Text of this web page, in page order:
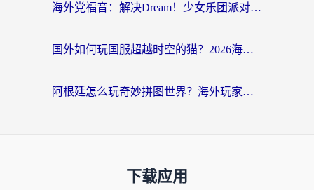
海外党福音：解决Dream！少女乐团派对！国外延迟的实用指南，附北美英国游戏加速方案
国外如何玩国服超越时空的猫？2026海外党必看的加速器选择指南
阿根廷怎么玩奇妙拼图世界？海外玩家国服游戏加速全攻略（附帕斯卡契约战舰少女解决方案）
下载应用